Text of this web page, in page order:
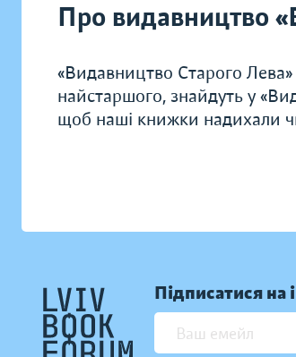
Про видавництво
«Видавництво Старого
найстаршого, знайдуть у
щоб наші книжки надихали
Підписатися на